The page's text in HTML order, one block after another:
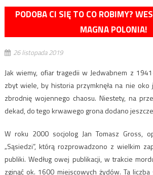
PODOBA CI SIĘ TO CO ROBIMY?
MAGNA POLONIA!
26 listopada 2019
Jak wiemy, ofiar tragedii w Jedwabnem z
zbyt wiele, by historia przymknęła na nie
zbrodnię wojennego chaosu. Niestety, na
dekad, do tego krwawego grona dodano
W roku 2000 socjolog Jan Tomasz Gross,
„Sąsiedzi”, którą rozprowadzono z wielkim
publiki. Według owej publikacji, w trakcie
zginąć ok. 1600 miejscowych żydów. Ta